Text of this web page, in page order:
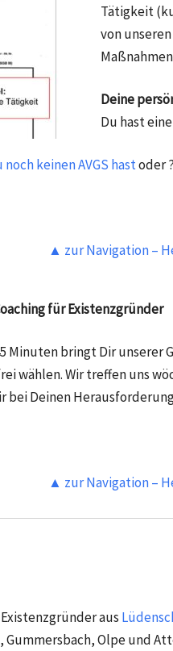
Tätigkeit
von
Deine
Du hast
keinen AVGS hastoder ?
▲ zur Navigation –
für Existenzgründer
Minuten bringt Dir
wählen. Wir treffen uns
bei Deinen
▲ zur Navigation –
aus
Olpe und